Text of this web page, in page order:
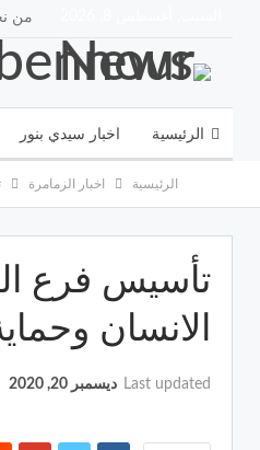
من
الرئيسية اخبار سيدي بنور
سيدي بنور tv اقتصاد ثقافة الرئيسية اخبار الزمامرة
تأسيس فرع
الانسان
Last updated ديسمبر 20, 2020